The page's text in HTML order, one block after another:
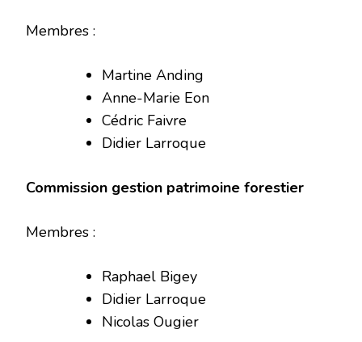
Membres :
Martine Anding
Anne-Marie Eon
Cédric Faivre
Didier Larroque
Commission gestion patrimoine forestier
Membres :
Raphael Bigey
Didier Larroque
Nicolas Ougier